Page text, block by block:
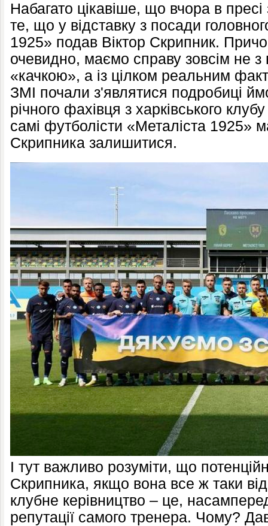
Набагато цікавіше, що вчора в
те, що у відставку з посади
1925» подав Віктор Скрипник.
очевидно, маємо справу зовсім не
«качкою», а із цілком реальним
ЗМІ почали з'являтися подробиці
річного фахівця з харківського
самі футболісти «Металіста 1925»
Скрипника залишитися.
І тут важливо розуміти, що
Скрипника, якщо вона все ж таки
клубне керівництво – це,
репутації самого тренера. Чому?